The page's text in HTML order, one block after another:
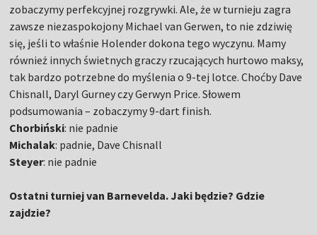
zobaczymy perfekcyjnej rozgrywki. Ale, że w turnieju zagra
zawsze niezaspokojony Michael van Gerwen, to nie zdziwię
się, jeśli to właśnie Holender dokona tego wyczynu. Mamy
również innych świetnych graczy rzucających hurtowo maksy,
tak bardzo potrzebne do myślenia o 9-tej lotce. Choćby Dave
Chisnall, Daryl Gurney czy Gerwyn Price. Słowem
podsumowania – zobaczymy 9-dart finish.
Chorbiński: nie padnie
Michalak: padnie, Dave Chisnall
Steyer: nie padnie
Ostatni turniej van Barnevelda. Jaki będzie? Gdzie
zajdzie?